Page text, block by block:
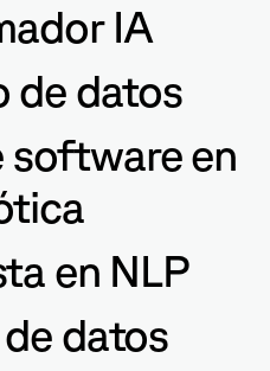
IA
de datos
software en
en NLP
datos